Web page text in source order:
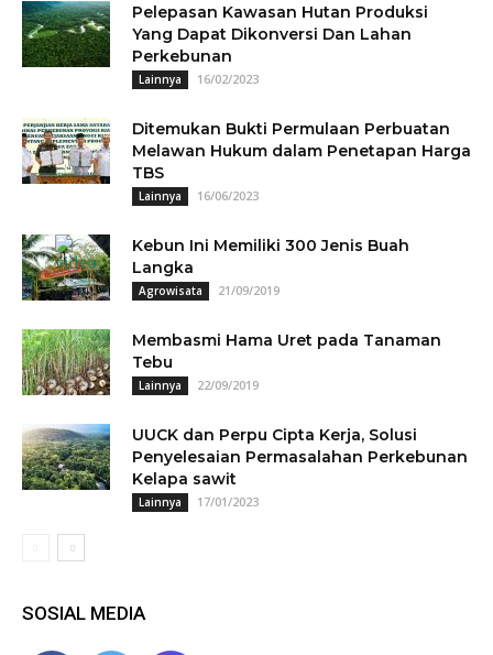
Pelepasan Kawasan Hutan Produksi
Yang Dapat Dikonversi Dan Lahan
Perkebunan
Lainnya 16/02/2023
Ditemukan Bukti Permulaan Perbuatan
Melawan Hukum dalam Penetapan Harga
TBS
Lainnya 16/06/2023
Kebun Ini Memiliki 300 Jenis Buah
Langka
Agrowisata 21/09/2019
Membasmi Hama Uret pada Tanaman
Tebu
Lainnya 22/09/2019
UUCK dan Perpu Cipta Kerja, Solusi
Penyelesaian Permasalahan Perkebunan
Kelapa sawit
Lainnya 17/01/2023
SOSIAL MEDIA